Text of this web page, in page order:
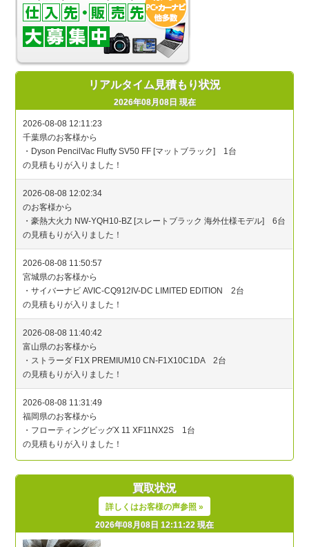
リアルタイム見積もり状況
2026年08月08日 現在
買取状況
詳しくはお客様の声参照 »
2026年08月08日 12:11:22 現在